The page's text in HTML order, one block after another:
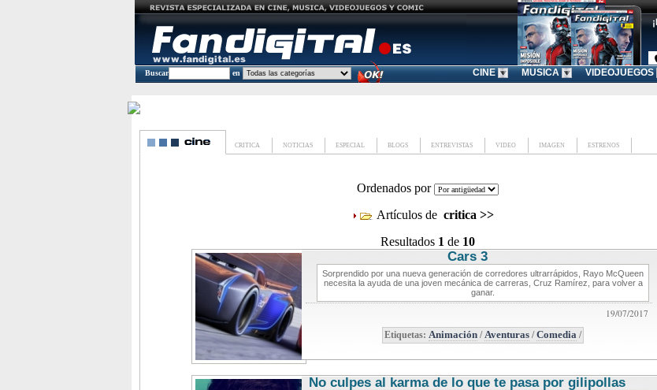
Buscar en CINE MUSICA VIDEOJUEGOS
CRITICA NOTICIAS ESPECIAL BLOGS ENTREVISTAS VIDEO IMAGEN ESTRENOS
Ordenados por
Artículos de critica >>
Resultados 1 de 10
Cars 3critica de cine
Sorprendido por una nueva generación de corredores ultrarrápidos, Rayo McQueen
necesita la ayuda de una joven mecánica de carreras, Cruz Ramírez, para volver a
ganar.
19/07/2017
Etiquetas: Animación /Aventuras /Comedia /
No culpes al karma de lo que te pasa por gilipollas